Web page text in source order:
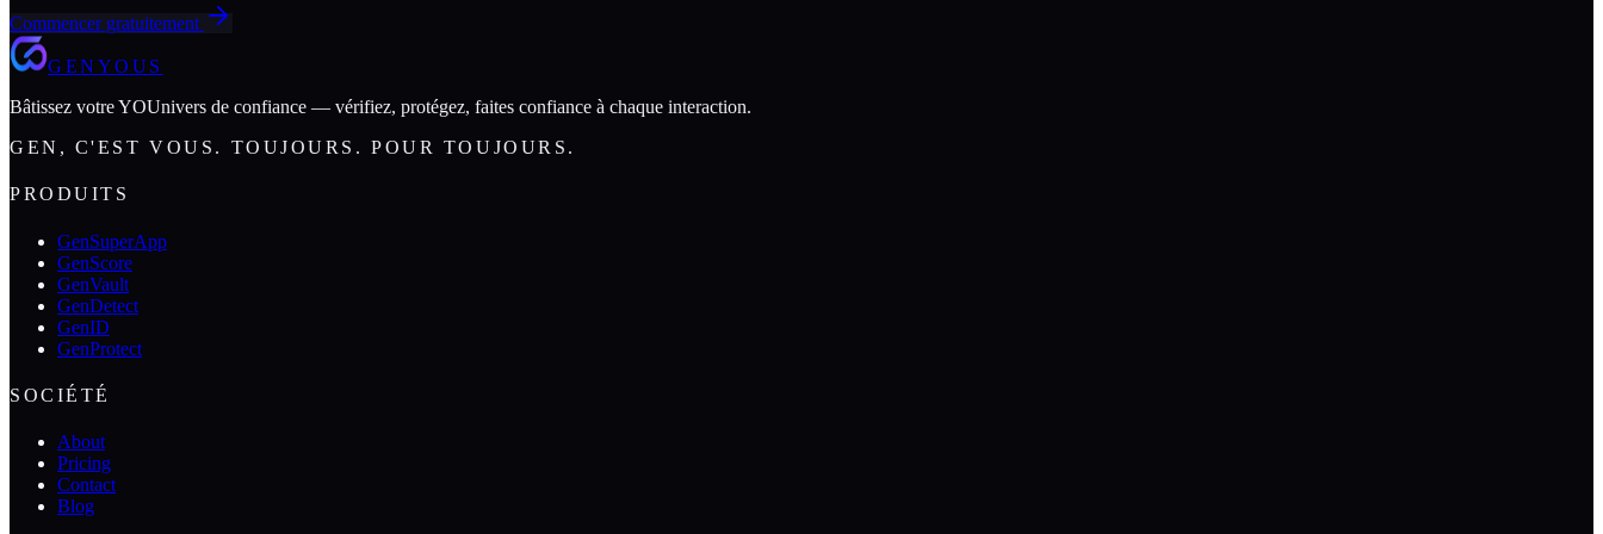
Commencer gratuitement
GENYOUS
Bâtissez votre YOUnivers de confiance — vérifiez, protégez, faites confiance à chaque interaction.
GEN, C'EST VOUS. TOUJOURS. POUR TOUJOURS.
PRODUITS
GenSuperApp
GenScore
GenVault
GenDetect
GenID
GenProtect
SOCIÉTÉ
About
Pricing
Contact
Blog